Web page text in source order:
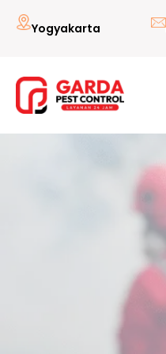
Lewati
Yogyakarta